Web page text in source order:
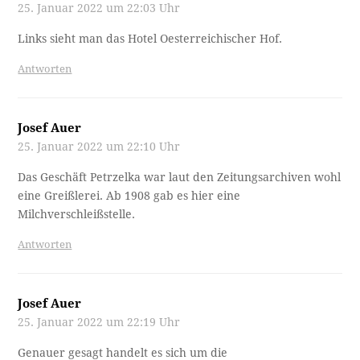
25. Januar 2022 um 22:03 Uhr
Links sieht man das Hotel Oesterreichischer Hof.
Antworten
Josef Auer
25. Januar 2022 um 22:10 Uhr
Das Geschäft Petrzelka war laut den Zeitungsarchiven wohl
eine Greißlerei. Ab 1908 gab es hier eine
Milchverschleißstelle.
Antworten
Josef Auer
25. Januar 2022 um 22:19 Uhr
Genauer gesagt handelt es sich um die